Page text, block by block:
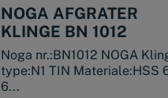
NOGA AFGRATER
KLINGE BN 1012
Noga nr.:BN1012 NOGA
type:N1 TIN Materiale:HSS
6...